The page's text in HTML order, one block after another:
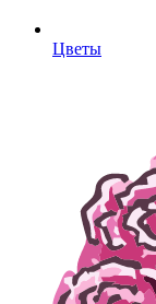
Цветы